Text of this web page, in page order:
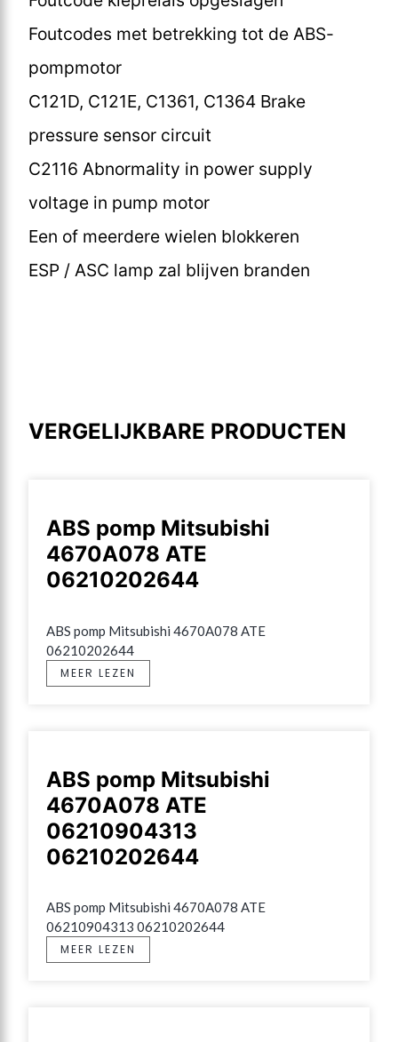
Foutcodes met betrekking tot de ABS-
pompmotor
C121D, C121E, C1361, C1364 Brake
pressure sensor circuit
C2116 Abnormality in power supply
voltage in pump motor
Een of meerdere wielen blokkeren
ESP / ASC lamp zal blijven branden
VERGELIJKBARE PRODUCTEN
ABS pomp Mitsubishi
4670A078 ATE
06210202644
ABS pomp Mitsubishi 4670A078 ATE
06210202644
MEER LEZEN
ABS pomp Mitsubishi
4670A078 ATE
06210904313
06210202644
ABS pomp Mitsubishi 4670A078 ATE
06210904313 06210202644
MEER LEZEN